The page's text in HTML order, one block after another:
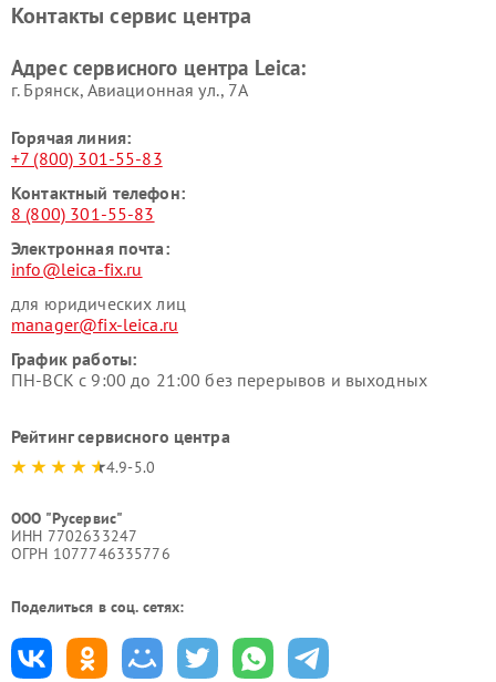
Контакты сервис центра
Адрес сервисного центра Leica:
г. Брянск, Авиационная ул., 7А
Горячая линия:
+7 (800) 301-55-83
Контактный телефон:
8 (800) 301-55-83
Электронная почта:
info@leica-fix.ru
для юридических лиц
manager@fix-leica.ru
График работы:
ПН-ВСК с 9:00 до 21:00 без перерывов и выходных
Рейтинг сервисного центра
4.9-5.0
ООО "Русервис"
ИНН 7702633247
ОГРН 1077746335776
Поделиться в соц. сетях: